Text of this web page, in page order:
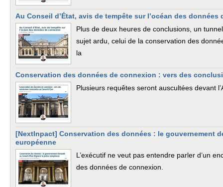
Au Conseil d’État, avis de tempête sur l’océan des données
Plus de deux heures de conclusions, un
sujet ardu, celui de la conservation des
la
Conservation des données de connexion : vers des
Plusieurs requêtes seront auscultées devant
[NextInpact] Conservation des données : le gouvernement
européenne
L’exécutif ne veut pas entendre parler d’un
des données de connexion.